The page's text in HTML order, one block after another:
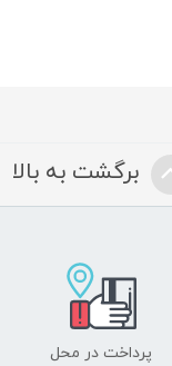
برگشت به بالا
پرداخت در محل